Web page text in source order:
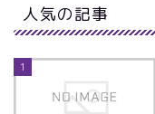
人気の記事
1